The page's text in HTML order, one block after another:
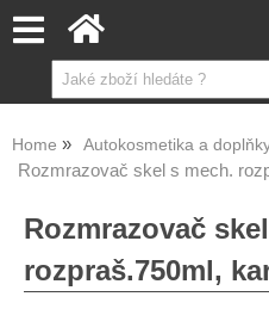
Home Autokosmetika a
Rozmrazovač skel s mech.
Rozmrazovač
rozpraš.750ml,